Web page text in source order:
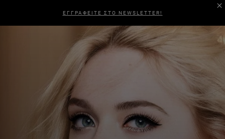
ΕΓΓΡΑΦΕΙΤΕ ΣΤΟ NEWSLETTER!